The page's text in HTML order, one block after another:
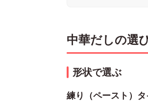
中華だしの選
形状で選ぶ
練り（ペースト）